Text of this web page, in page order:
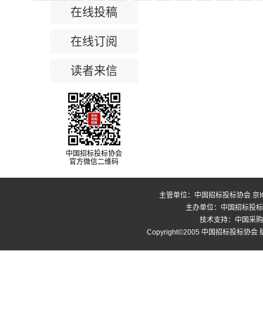
在线投稿
在线订阅
读者来信
中国招标投标协会
官方微信二维码
主管单位：中国招标投标协会 京
主办单位：中国招标投
技术支持：中国采
Copyright©2005 中国招标投标协会